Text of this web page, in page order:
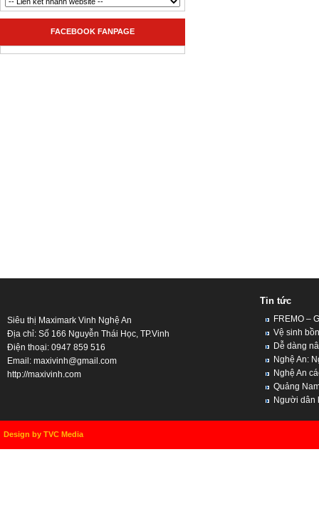
FACEBOOK FANPAGE
Siêu thị Maximark Vinh Nghệ An
Địa chỉ: Số 166 Nguyễn Thái Học, TP.Vinh
Điện thoại: 0947 859 516
Email: maxivinh@gmail.com
http://maxivinh.com
Tin tức
FREMO –
Vệ sinh
Dễ dàng
Nghệ An:
Nghệ An
Quảng
Người dân
Design by TVC Media